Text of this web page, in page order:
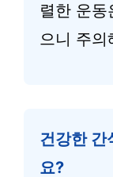
렬한 운동
으니 주의
건강한 간
요?